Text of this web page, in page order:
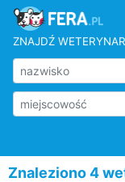
ZNAJDŹ
Znaleziono 4